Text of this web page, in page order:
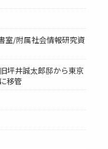
室/附属社会情報研究資
坪井誠太郎邸から東京
移管